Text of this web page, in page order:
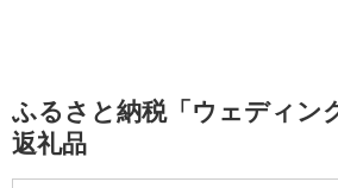
ふるさと納税「ウェディン
返礼品